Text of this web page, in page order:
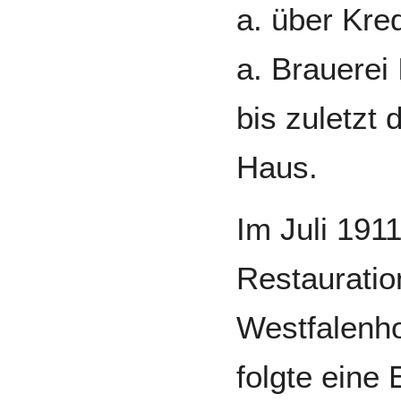
a. über
a. Brauerei
bis zuletzt
Haus.
Im Juli
folgte eine